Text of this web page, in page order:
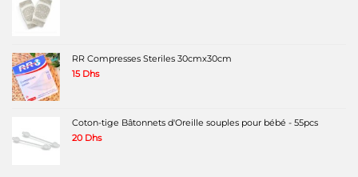
RR Compresses Steriles 30cmx30cm
15 Dhs
Coton-tige Bâtonnets d'Oreille souples pour bébé - 55pcs
20 Dhs